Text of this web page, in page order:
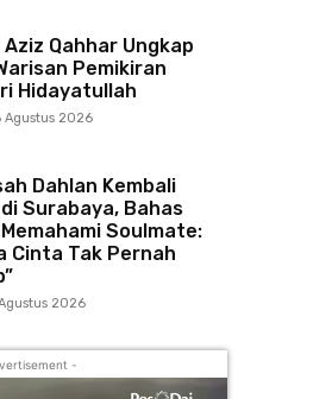
Qahhar Ungkap
Pemikiran
Hidayatullah
Agustus 2026
Dahlan Kembali
Surabaya, Bahas
Soulmate:
Cinta Tak Pernah
2026
-